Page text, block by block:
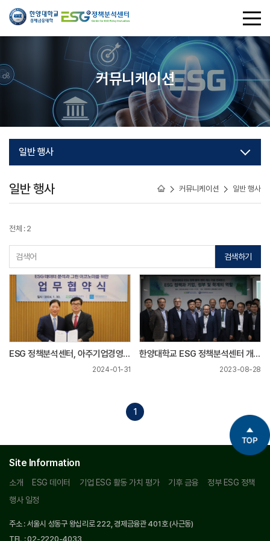
커뮤니케이션
일반 행사
일반 행사 커뮤니케이션 일반 행사
전체 : 2
검색하기
ESG 정책분석센터, 아주기업경영연
구소와 업무협약(MOU) 체결2024-01-31
한양대학교 ESG 정책분석센터 개소
2023-08-28
1
Site Information
소개 ESG 데이터 기업 ESG 활동 가치 평가 기후 금융
정부 ESG 정책
행사 일정
주소 : 서울시 성동구 왕십리로 222, 경제금융관 401호 (사근동)
TEL : 02-2220-4033